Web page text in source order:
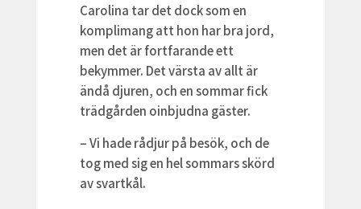
Carolina tar det dock som en
komplimang att hon har bra jord,
men det är fortfarande ett
bekymmer. Det värsta av allt är
ändå djuren, och en sommar fick
trädgården oinbjudna gäster.
– Vi hade rådjur på besök, och de
tog med sig en hel sommars skörd
av svartkål.